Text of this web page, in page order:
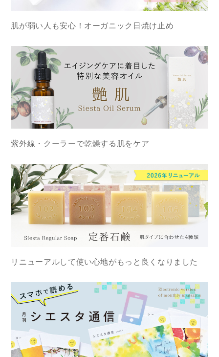
肌が弱い人も安心！オーガニック日焼け止め
紫外線・クーラーで乾燥する肌をケア
リニューアルして使い心地がもっと良くなりました